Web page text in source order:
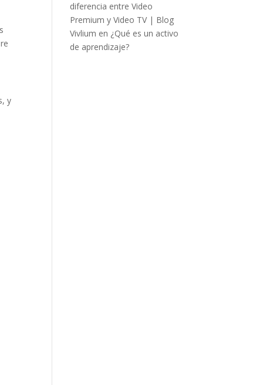
y
diferencia entre Video
Premium y Video TV | Blog
Vivlium en ¿Qué es un activo
de aprendizaje?